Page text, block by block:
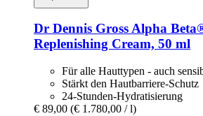
Dr Dennis GrossAlpha
Replenishing Cream, 50 ml
Für alle Hauttypen - auch
Stärkt den Hautbarriere-Schutz
24-Stunden-Hydratisierung
€ 89,00 (€ 1.780,00 / l)